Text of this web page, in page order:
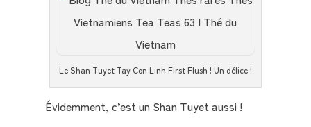
Le Shan Tuyet Tay Con Linh First Flush ! Un délice !
Évidemment, c’est un Shan Tuyet aussi !